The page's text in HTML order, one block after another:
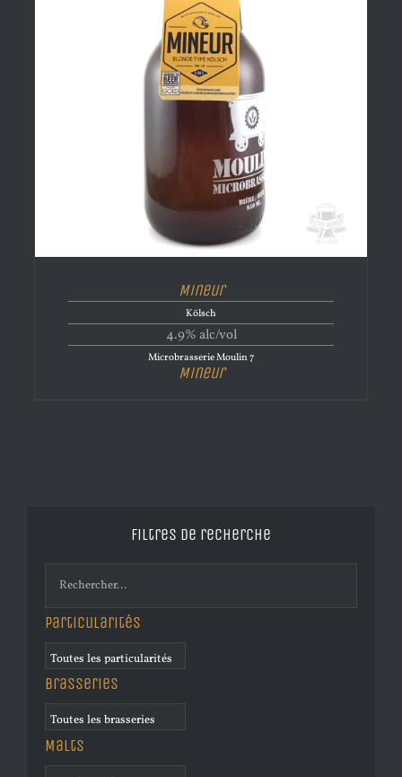
Mineur
Kölsch
4.9% alc/vol
Microbrasserie Moulin 7
Mineur
Filtres de recherche
Particularités
Brasseries
Malts